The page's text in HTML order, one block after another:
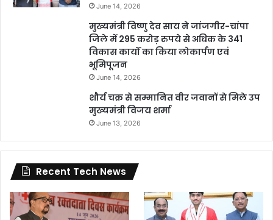
June 14, 2026
मुख्यमंत्री विष्णु देव साय ने जांजगीर-चांपा
जिले में 295 करोड़ रुपये से अधिक के 341
विकास कार्यों का किया लोकार्पण एवं
भूमिपूजन
June 14, 2026
शौर्य चक्र से सम्मानित वीर जवानों से मिले उप
मुख्यमंत्री विजय शर्मा
June 13, 2026
Recent Tech News